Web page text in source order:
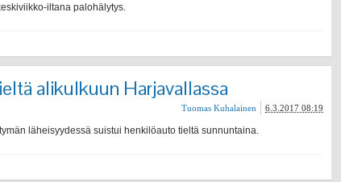
iltana palohälytys.
alikulkuun Harjavallassa
6.3.2017 08:19
Tuomas Kuhalainen
läheisyydessä suistui henkilöauto tieltä sunnuntaina.